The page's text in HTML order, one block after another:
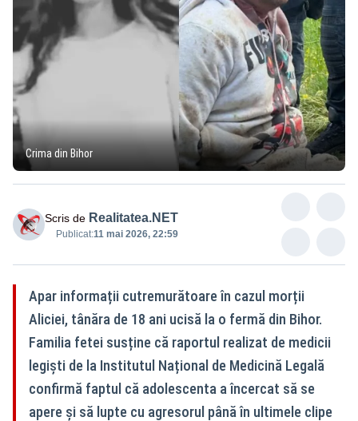
Crima din Bihor
Scris de Realitatea.NET
Publicat:11 mai 2026, 22:59
Apar informații cutremurătoare în cazul morții
Aliciei, tânăra de 18 ani ucisă la o fermă din Bihor.
Familia fetei susține că raportul realizat de medicii
legiști de la Institutul Național de Medicină Legală
confirmă faptul că adolescenta a încercat să se
apere și să lupte cu agresorul până în ultimele clipe